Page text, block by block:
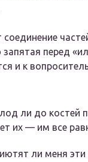
соединение
перед
и к
ли до костей
их — им все
ли меня